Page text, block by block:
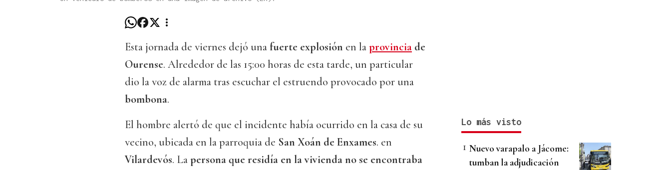
Esta jornada de viernes dejó unafuerte explosión en laprovincia de
Ourense. Alrededor de las 15:00 horas de esta tarde, un particular
dio la voz de alarma tras escuchar el estruendo provocado por una
bombona.
El hombre alertó de que el incidente había ocurrido en la casa de su
vecino, ubicada en la parroquia de San Xoán de Enxames. en
Vilardevós. Lapersona que residía en la vivienda no se encontraba
Lo más visto
Nuevo varapalo a Jácome:
tumban la adjudicación